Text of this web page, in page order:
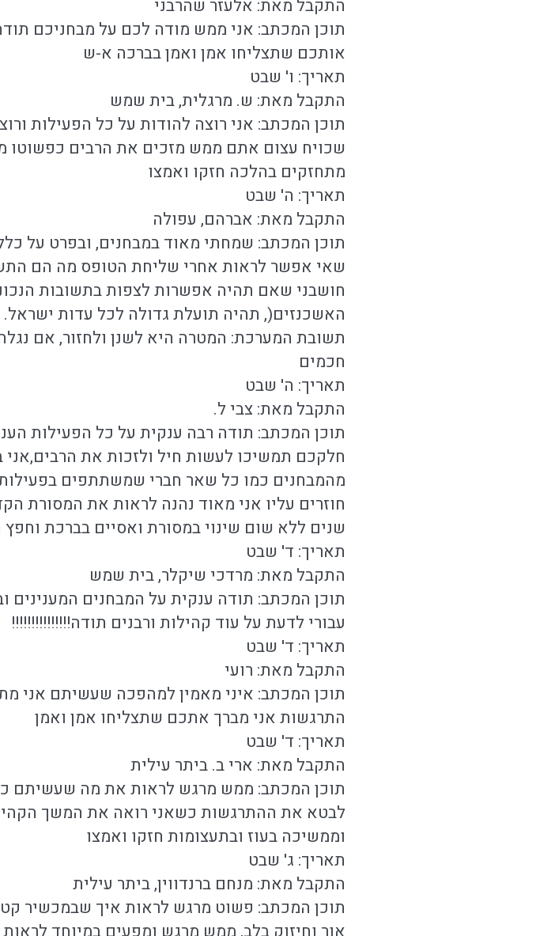
התקבל מאת: אלעזר שהרבני
תוכן המכתב: אני ממש מודה לכם על מבחניכם
אותכם שתצליחו אמן ואמן בברכה א-ש
תאריך: ו' שבט
התקבל מאת: ש. מרגלית, בית שמש
תוכן המכתב: אני רוצה להודות על כל הפעילות
שכויח עצום אתם ממש מזכים את הרבים כפשוטו
מתחזקים בהלכה חזקו ואמצו
תאריך: ה' שבט
התקבל מאת: אברהם, עפולה
תוכן המכתב: שמחתי מאוד במבחנים, ובפרט על
שאי אפשר לראות אחרי שליחת הטופס מה הם
חושבני שאם תהיה אפשרות לצפות בתשובות
האשכנזים(, תהיה תועלת גדולה לכל עדות ישראל.
תשובת המערכת: המטרה היא לשנן ולחזור, אם
חכמים
תאריך: ה' שבט
התקבל מאת: צבי ל.
תוכן המכתב: תודה רבה ענקית על כל הפעילות
חלקכם תמשיכו לעשות חיל ולזכות את הרבים,אני
מהמבחנים כמו כל שאר חברי שמשתתפים
חוזרים עליו אני מאוד נהנה לראות את המסורת
שנים ללא שום שינוי במסורת ואסיים בברכת וחפץ
תאריך: ד' שבט
התקבל מאת: מרדכי שיקלר, בית שמש
תוכן המכתב: תודה ענקית על המבחנים המענינים
עבורי לדעת על עוד קהילות ורבנים תודה!!!!!!!!!!!!!!!
תאריך: ד' שבט
התקבל מאת: רועי
תוכן המכתב: איני מאמין למהפכה שעשיתם אני
התרגשות אני מברך אתכם שתצליחו אמן ואמן
תאריך: ד' שבט
התקבל מאת: ארי ב. ביתר עילית
תוכן המכתב: ממש מרגש לראות את מה שעשיתם
לבטא את ההתרגשות כשאני רואה את המשך
וממשיכה בעוז ובתעצומות חזקו ואמצו
תאריך: ג' שבט
התקבל מאת: מנחם ברנדווין, ביתר עילית
תוכן המכתב: פשוט מרגש לראות איך שבמכשיר